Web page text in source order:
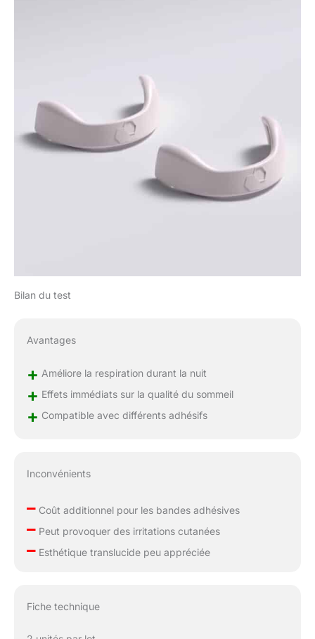
Bilan du test
Avantages
+ Améliore la respiration durant la nuit
+ Effets immédiats sur la qualité du sommeil
+ Compatible avec différents adhésifs
Inconvénients
–Coût additionnel pour les bandes adhésives
–Peut provoquer des irritations cutanées
–Esthétique translucide peu appréciée
Fiche technique